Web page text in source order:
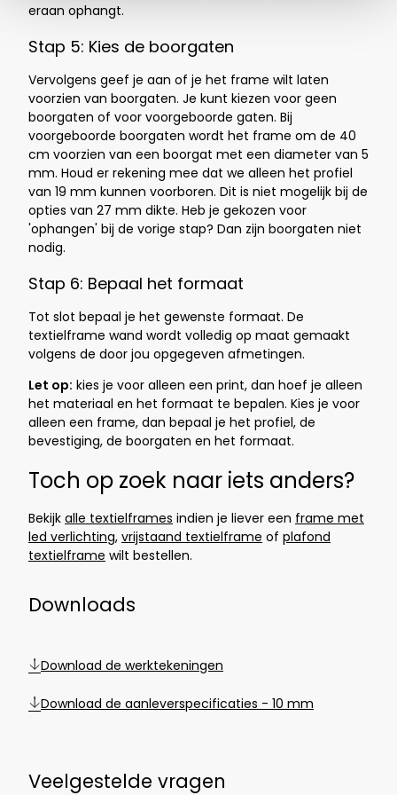
eraan ophangt.
Stap 5: Kies de boorgaten
Vervolgens geef je aan of je het frame wilt laten
voorzien van boorgaten. Je kunt kiezen voor geen
boorgaten of voor voorgeboorde gaten. Bij
voorgeboorde boorgaten wordt het frame om de 40
cm voorzien van een boorgat met een diameter van 5
mm. Houd er rekening mee dat we alleen het profiel
van 19 mm kunnen voorboren. Dit is niet mogelijk bij de
opties van 27 mm dikte. Heb je gekozen voor
'ophangen' bij de vorige stap? Dan zijn boorgaten niet
nodig.
Stap 6: Bepaal het formaat
Tot slot bepaal je het gewenste formaat. De
textielframe wand wordt volledig op maat gemaakt
volgens de door jou opgegeven afmetingen.
Let op: kies je voor alleen een print, dan hoef je alleen
het materiaal en het formaat te bepalen. Kies je voor
alleen een frame, dan bepaal je het profiel, de
bevestiging, de boorgaten en het formaat.
Toch op zoek naar iets anders?
Bekijk alle textielframes indien je liever een frame met
led verlichting, vrijstaand textielframe of plafond
textielframe wilt bestellen.
Downloads
Download de werktekeningen
Download de aanleverspecificaties - 10 mm
Veelgestelde vragen